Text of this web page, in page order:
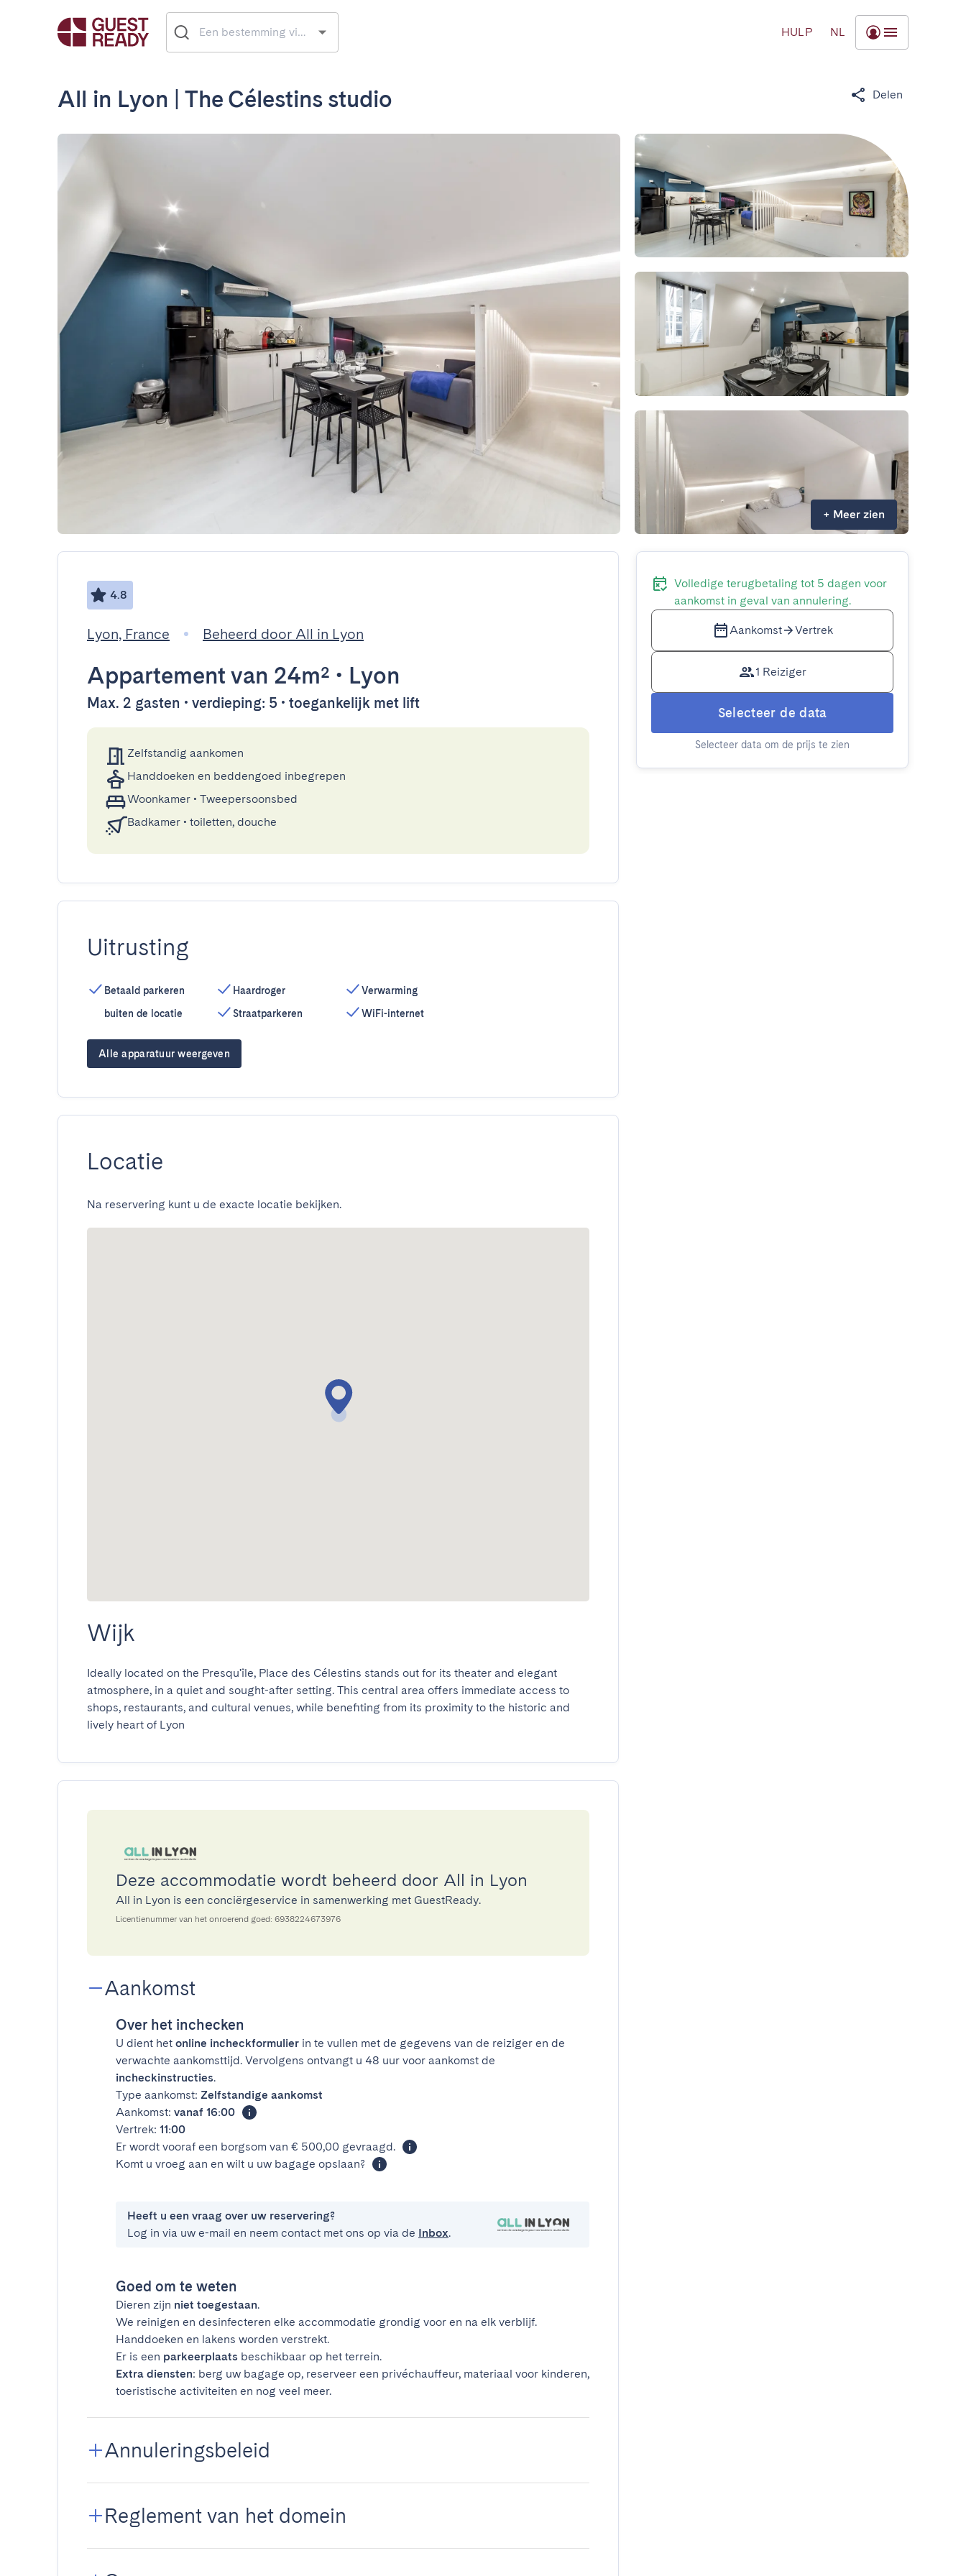
HULP NL
All in Lyon | The Célestins studio Delen
+ Meer zien
4.8
Lyon, France Beheerd door All in Lyon
Appartement van 24m² • Lyon
Max. 2 gasten • verdieping: 5 • toegankelijk met lift
Zelfstandig aankomen
Handdoeken en beddengoed inbegrepen
Woonkamer • Tweepersoonsbed
Badkamer • toiletten, douche
Uitrusting
Betaald parkeren
buiten de locatie
Haardroger
Straatparkeren
Verwarming
WiFi-internet
Alle apparatuur weergeven
Locatie
Na reservering kunt u de exacte locatie bekijken.
Wijk
Ideally located on the Presqu'île, Place des Célestins stands out for its theater and elegant
atmosphere, in a quiet and sought-after setting. This central area offers immediate access to
shops, restaurants, and cultural venues, while benefiting from its proximity to the historic and
lively heart of Lyon
Deze accommodatie wordt beheerd door All in Lyon
All in Lyon is een conciërgeservice in samenwerking met GuestReady.
Licentienummer van het onroerend goed: 6938224673976
Aankomst
Over het inchecken
U dient het online incheckformulier in te vullen met de gegevens van de reiziger en de
verwachte aankomsttijd. Vervolgens ontvangt u 48 uur voor aankomst de
incheckinstructies.
Type aankomst: Zelfstandige aankomst
Aankomst: vanaf 16:00
Vertrek: 11:00
Er wordt vooraf een borgsom van € 500,00 gevraagd.
Komt u vroeg aan en wilt u uw bagage opslaan?
Heeft u een vraag over uw reservering?
Log in via uw e-mail en neem contact met ons op via de Inbox.
Goed om te weten
Dieren zijn niet toegestaan.
We reinigen en desinfecteren elke accommodatie grondig voor en na elk verblijf.
Handdoeken en lakens worden verstrekt.
Er is een parkeerplaats beschikbaar op het terrein.
Extra diensten: berg uw bagage op, reserveer een privéchauffeur, materiaal voor kinderen,
toeristische activiteiten en nog veel meer.
Annuleringsbeleid
Reglement van het domein
Volledige terugbetaling tot 5 dagen voor
aankomst in geval van annulering.
Aankomst Vertrek
1 Reiziger
Selecteer de data
Selecteer data om de prijs te zien